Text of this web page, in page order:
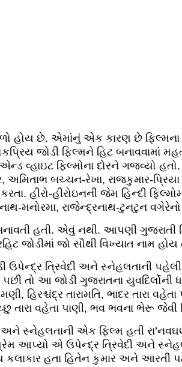
હોય છે. એમાંનું એક કારણ છે ફિલ્મના
જોડી ફિલ્મને હિટ બનાવવામાં
વ્હાઇટ ફિલ્મોના દોરને ગજવ્યો હતો.
અમિતાભ બચ્ચન-રેખા, રાજકુમાર-
હીરો-હીરોઇનની જેમ હિન્દી
મનોરમા, રાજેન્દ્રનાથ-ટુનટુન
બનાવતી હતી. એવું નથી. આપણી
જોડીમાં જો સૌથી વિખ્યાત નામ
ઉપેન્દ્ર ત્રિવેદી અને સ્નેહલતાની
તો આ જોડી ગુજરાતના યુવદિર્લોની
તારામતિ, ભાદર તારા
તારા વહેતા પાણી, ભવ ભવના ભેરૂ
અને સ્નેહલતાની એક ફિલ્મ હતી
આપ્યો એ ઉપેન્દ્ર ત્રિવેદી અને
કલાકાર હતા હિતેન કુમાર અને આરતી